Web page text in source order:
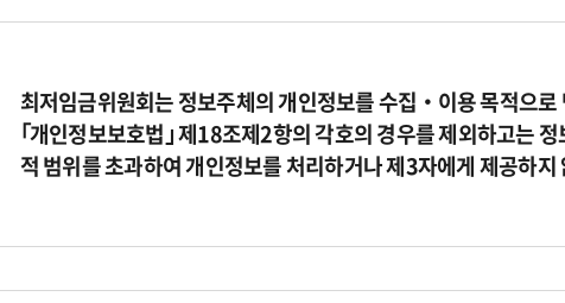
최저임금위원회는 정보주체의 개인정보를 수집‧이용 목적으로
｢개인정보보호법｣ 제18조제2항의 각호의 경우를 제외하고는
적 범위를 초과하여 개인정보를 처리하거나 제3자에게 제공하지